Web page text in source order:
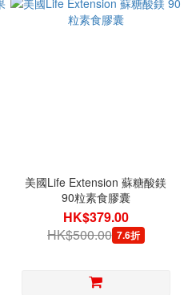
美國Life Extension 蘇糖酸鎂
90粒素食膠囊
HK$379.00
HK$500.00 7.6折